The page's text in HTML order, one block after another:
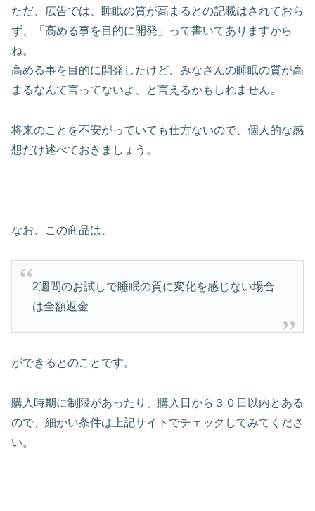
ただ、広告では、睡眠の質が高まるとの記載はされておら
ず、「高める事を目的に開発」って書いてありますから
ね。
高める事を目的に開発したけど、みなさんの睡眠の質が高
まるなんて言ってないよ、と言えるかもしれません。
将来のことを不安がっていても仕方ないので、個人的な感
想だけ述べておきましょう。
なお、この商品は、
2週間のお試しで睡眠の質に変化を感じない場合
は全額返金
ができるとのことです。
購入時期に制限があったり、購入日から３０日以内とある
ので、細かい条件は上記サイトでチェックしてみてくださ
い。